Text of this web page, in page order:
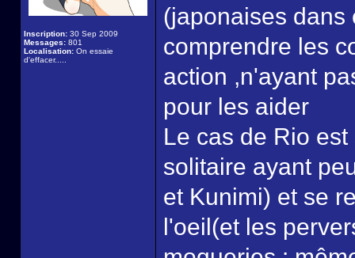
Inscription: 30 Sep 2009
Messages: 801
Localisation: On essaie
d'effacer.....
(japonaises dans
comprendre les
action ,n'ayant
pour les aider
Le cas de Rio
solitaire ayant
et Kunimi) et se
l'oeil(et les